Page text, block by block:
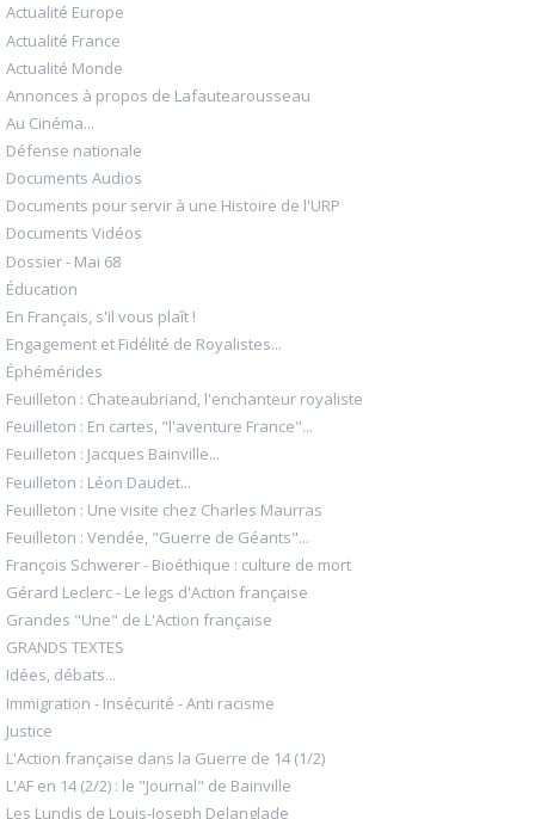
Actualité Europe
Actualité France
Actualité Monde
Annonces à propos de Lafautearousseau
Au Cinéma...
Défense nationale
Documents Audios
Documents pour servir à une Histoire de l'URP
Documents Vidéos
Dossier - Mai 68
Éducation
En Français, s'il vous plaît !
Engagement et Fidélité de Royalistes...
Éphémérides
Feuilleton : Chateaubriand, l'enchanteur royaliste
Feuilleton : En cartes, "l'aventure France"...
Feuilleton : Jacques Bainville...
Feuilleton : Léon Daudet...
Feuilleton : Une visite chez Charles Maurras
Feuilleton : Vendée, "Guerre de Géants"...
François Schwerer - Bioéthique : culture de mort
Gérard Leclerc - Le legs d'Action française
Grandes "Une" de L'Action française
GRANDS TEXTES
Idées, débats...
Immigration - Insécurité - Anti racisme
Justice
L'Action française dans la Guerre de 14 (1/2)
L'AF en 14 (2/2) : le "Journal" de Bainville
Les Lundis de Louis-Joseph Delanglade